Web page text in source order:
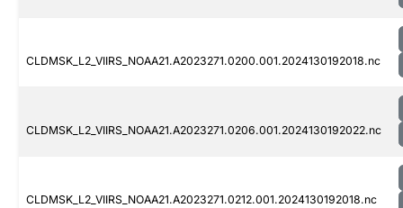
CLDMSK_L2_VIIRS_NOAA21.A2023271.0200.001.2024130192018.nc
CLDMSK_L2_VIIRS_NOAA21.A2023271.0206.001.2024130192022.nc
CLDMSK_L2_VIIRS_NOAA21.A2023271.0212.001.2024130192018.nc